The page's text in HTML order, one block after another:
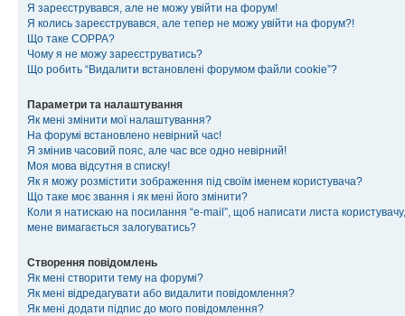
Я зареєструвався, але не можу увійти на форум!
Я колись зареєструвався, але тепер не можу увійти на форум?!
Що таке COPPA?
Чому я не можу зареєструватись?
Що робить “Видалити встановлені форумом файли cookie”?
Параметри та налаштування
Як мені змінити мої налаштування?
На форумі встановлено невірний час!
Я змінив часовий пояс, але час все одно невірний!
Моя мова відсутня в списку!
Як я можу розмістити зображення під своїм іменем користувача?
Що таке моє звання і як мені його змінити?
Коли я натискаю на посилання “e-mail”, щоб написати листа користувачу,
мене вимагається залогуватись?
Створення повідомлень
Як мені створити тему на форумі?
Як мені відредагувати або видалити повідомлення?
Як мені додати підпис до мого повідомлення?